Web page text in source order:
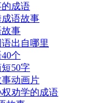
成语
语故事
事
出自哪里
个
50字
动画片
劝学的成语